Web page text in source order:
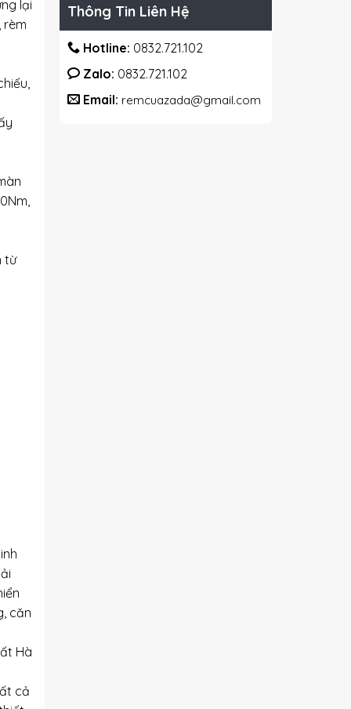
Thông Tin Liên Hệ
Hotline: 0832.721.102
Zalo: 0832.721.102
Email: remcuazada@gmail.com
lại
rèm
từ
căn
Hà
cả